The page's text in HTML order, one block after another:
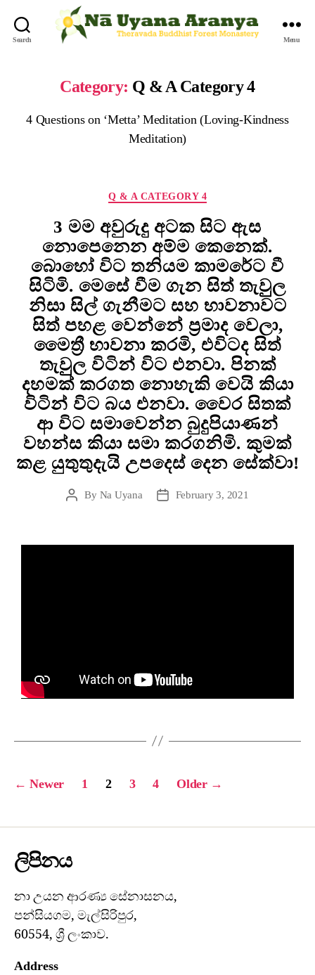
Search Menu
Category: Q & A Category 4
4 Questions on ‘Metta’ Meditation (Loving-Kindness
Meditation)
Q & A CATEGORY 4
3 මම අවුරුදු අටක සිට ඇස
නොපෙනෙන අම්ම කෙනෙක්.
බොහෝ විට තනියම කාමරේට වී
සිටිමි. මෙසේ වීම ගැන සිත් තැවුුුල
නිසා සිල් ගැනීමට සහ භාවනාවට
සිත් පහළ වෙන්නේ ප්‍රමාද වෙලා,
මෛත්‍රී භාවනා කරමි, එවිටද සිත්
තැවුුුල විටින් විට එනවා. පිනක්
දහමක් කරගත නොහැකි වෙයි කියා
විටින් විට බය එනවා. වෛර සිතක්
ආ විට සමාවෙන්න බුදුපියාණන්
වහන්ස කියා සමා කරගනිමි. කුමක්
කළ යුතුතුදැයි උපදෙස් දෙන සේක්වා!
By Na Uyana February 3, 2021
← Newer 1 2 3 4 Older →
ලිපිනය
නා උයන ආරණ්‍ය සේනාසනය,
පන්සියගම, මැල්සිරිපුර,
60554, ශ්‍රී ලංකාව.
Address